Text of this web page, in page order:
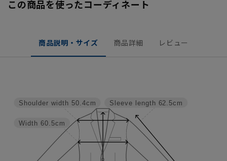
この商品を使ったコーディネート
商品説明・サイズ 商品詳細 レビュー
Sleeve length 62.5cm
Width 60.5cm
Shoulder width 50.4cm